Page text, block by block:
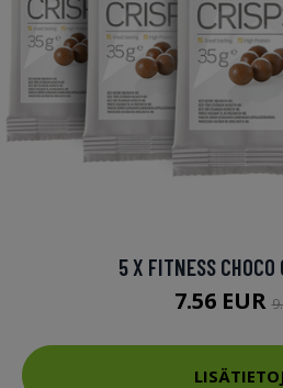
5 X FITNESS CHOCO
7.56 EUR